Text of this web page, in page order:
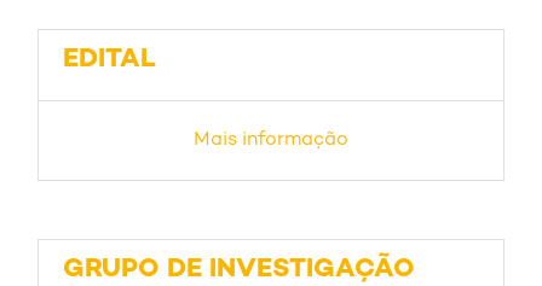
EDITAL
Mais informação
GRUPO DE INVESTIGAÇÃO